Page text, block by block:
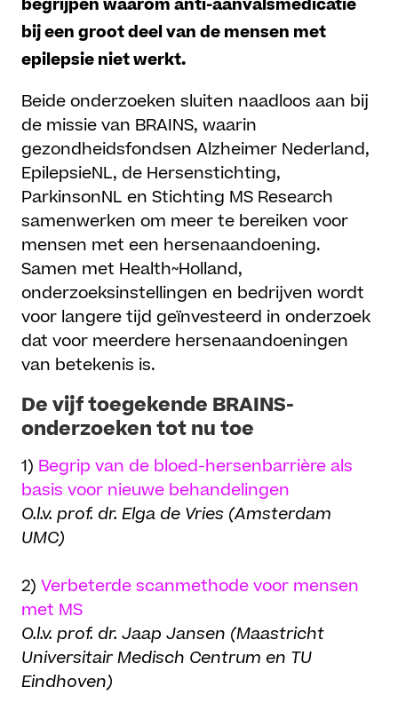
begrijpen waarom anti-aanvalsmedicatie
bij een groot deel van de mensen met
epilepsie niet werkt.
Beide onderzoeken sluiten naadloos aan bij
de missie van BRAINS, waarin
gezondheidsfondsen Alzheimer Nederland,
EpilepsieNL, de Hersenstichting,
ParkinsonNL en Stichting MS Research
samenwerken om meer te bereiken voor
mensen met een hersenaandoening.
Samen met Health~Holland,
onderzoeksinstellingen en bedrijven wordt
voor langere tijd geïnvesteerd in onderzoek
dat voor meerdere hersenaandoeningen
van betekenis is.
De vijf toegekende BRAINS-
onderzoeken tot nu toe
1) Begrip van de bloed-hersenbarrière als
basis voor nieuwe behandelingen
O.l.v. prof. dr. Elga de Vries (Amsterdam
UMC)
2)Verbeterde scanmethode voor mensen
met MS
O.l.v. prof. dr. Jaap Jansen (Maastricht
Universitair Medisch Centrum en TU
Eindhoven)